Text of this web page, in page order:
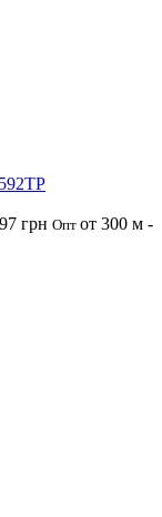
грн Опт от 300 м -